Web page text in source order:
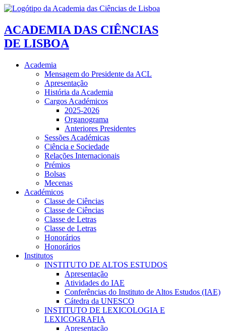
ACADEMIA DAS CIÊNCIAS
DE LISBOA
Academia
Mensagem do Presidente da ACL
Apresentação
História da Academia
Cargos Académicos
2025-2026
Organograma
Anteriores Presidentes
Sessões Académicas
Ciência e Sociedade
Relações Internacionais
Prémios
Bolsas
Mecenas
Académicos
Classe de Ciências
Classe de Ciências
Classe de Letras
Classe de Letras
Honorários
Honorários
Institutos
INSTITUTO DE ALTOS ESTUDOS
Apresentação
Atividades do IAE
Conferências do Instituto de Altos Estudos (IAE)
Cátedra da UNESCO
INSTITUTO DE LEXICOLOGIA E
LEXICOGRAFIA
Apresentação